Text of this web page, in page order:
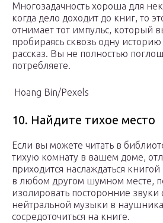
Многозадачность хороша для
когда дело доходит до книг, то
отнимает тот импульс, который
пробираясь сквозь одну
рассказ. Вы не полностью
потребляете.
Hoang Bin/Pexels
10. Найдите тихое место
Если вы можете читать в
тихую комнату в вашем доме,
приходится наслаждаться
в любом другом шумном месте,
изолировать посторонние
нейтральной музыки в
сосредоточиться на книге.